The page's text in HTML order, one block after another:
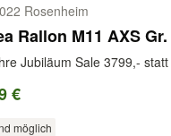
Rosenheim
Rallon M11 AXS
Jubiläum Sale 3799,-
€
möglich